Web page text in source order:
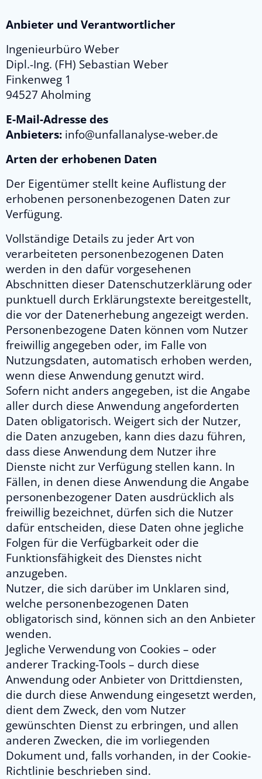
Anbieter und Verantwortlicher
Ingenieurbüro Weber
Dipl.-Ing. (FH) Sebastian Weber
Finkenweg 1
94527 Aholming
E-Mail-Adresse des
Anbieters: info@unfallanalyse-weber.de
Arten der erhobenen Daten
Der Eigentümer stellt keine Auflistung der
erhobenen personenbezogenen Daten zur
Verfügung.
Vollständige Details zu jeder Art von
verarbeiteten personenbezogenen Daten
werden in den dafür vorgesehenen
Abschnitten dieser Datenschutzerklärung oder
punktuell durch Erklärungstexte bereitgestellt,
die vor der Datenerhebung angezeigt werden.
Personenbezogene Daten können vom Nutzer
freiwillig angegeben oder, im Falle von
Nutzungsdaten, automatisch erhoben werden,
wenn diese Anwendung genutzt wird.
Sofern nicht anders angegeben, ist die Angabe
aller durch diese Anwendung angeforderten
Daten obligatorisch. Weigert sich der Nutzer,
die Daten anzugeben, kann dies dazu führen,
dass diese Anwendung dem Nutzer ihre
Dienste nicht zur Verfügung stellen kann. In
Fällen, in denen diese Anwendung die Angabe
personenbezogener Daten ausdrücklich als
freiwillig bezeichnet, dürfen sich die Nutzer
dafür entscheiden, diese Daten ohne jegliche
Folgen für die Verfügbarkeit oder die
Funktionsfähigkeit des Dienstes nicht
anzugeben.
Nutzer, die sich darüber im Unklaren sind,
welche personenbezogenen Daten
obligatorisch sind, können sich an den Anbieter
wenden.
Jegliche Verwendung von Cookies – oder
anderer Tracking-Tools – durch diese
Anwendung oder Anbieter von Drittdiensten,
die durch diese Anwendung eingesetzt werden,
dient dem Zweck, den vom Nutzer
gewünschten Dienst zu erbringen, und allen
anderen Zwecken, die im vorliegenden
Dokument und, falls vorhanden, in der Cookie-
Richtlinie beschrieben sind.